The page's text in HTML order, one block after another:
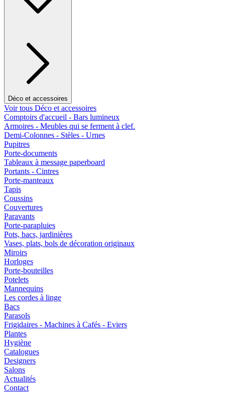
Déco et accessoires
Voir tous Déco et accessoires
Comptoirs d'accueil - Bars lumineux
Armoires - Meubles qui se ferment à clef.
Demi-Colonnes - Stèles - Urnes
Pupitres
Porte-documents
Tableaux à message paperboard
Portants - Cintres
Porte-manteaux
Tapis
Coussins
Couvertures
Paravants
Porte-parapluies
Pots, bacs, jardinières
Vases, plats, bols de décoration originaux
Miroirs
Horloges
Porte-bouteilles
Potelets
Mannequins
Les cordes à linge
Bacs
Parasols
Frigidaires - Machines à Cafés - Eviers
Plantes
Hygiène
Catalogues
Designers
Salons
Actualités
Contact